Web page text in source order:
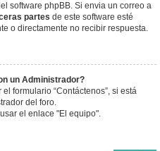
software phpBB. Si envia un correo a
partes de este software esté
o directamente no recibir respuesta.
un Administrador?
formulario “Contáctenos”, si está
del foro.
el enlace "El equipo".